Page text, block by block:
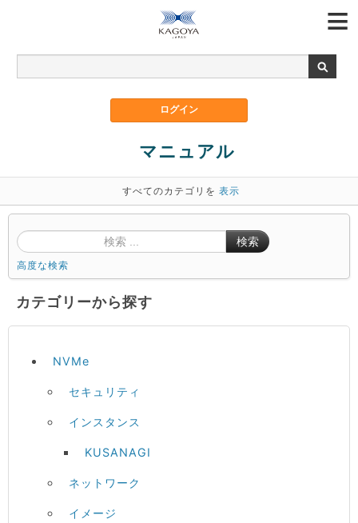
マニュアル
すべてのカテゴリを 表示
検索
高度な検索
カテゴリーから探す
NVMe
セキュリティ
インスタンス
KUSANAGI
ネットワーク
イメージ